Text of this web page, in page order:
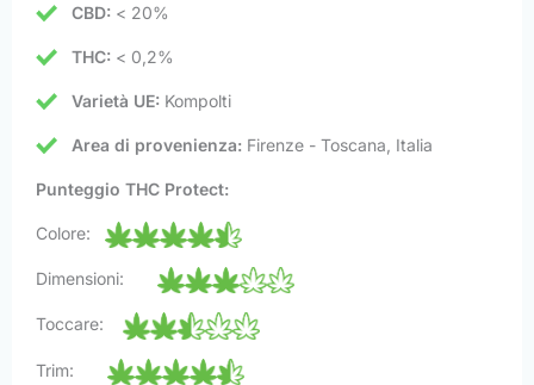
CBD: < 20%
THC: < 0,2%
Varietà UE: Kompolti
Area di provenienza: Firenze - Toscana, Italia
Punteggio THC Protect:
Colore:
Dimensioni:
Toccare:
Trim: